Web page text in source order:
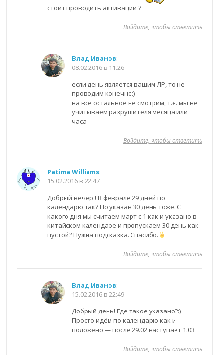
стоит проводить активации ?
Войдите, чтобы ответить
Влад Иванов:
08.02.2016 в 11:26
если день является вашим ЛР, то не
проводим конечно:)
на все остальное не смотрим, т.е. мы не
учитываем разрушителя месяца или
часа
Войдите, чтобы ответить
Patima Williams:
15.02.2016 в 22:47
Добрый вечер ! В феврале 29 дней по
календарю так? Но указан 30 день тоже. С
какого дня мы считаем март с 1 как и указано в
китайском календаре и пропускаем 30 день как
пустой? Нужна подсказка. Спасибо.
Войдите, чтобы ответить
Влад Иванов:
15.02.2016 в 22:49
Добрый день! Где такое указано?:)
Просто идём по календарю как и
положено — после 29.02 наступает 1.03
Войдите, чтобы ответить